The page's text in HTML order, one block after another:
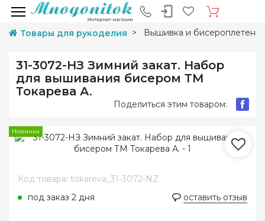
Товары для рукоделия Вышивка и
31-3072-НЗ Зимний закат. Набор
для вышивания бисером ТМ
Токарева А.
Поделиться этим товаром:
Новинка
Код товара: tokareva_31-3072-NZ
под заказ 2 дня
оставить отзыв